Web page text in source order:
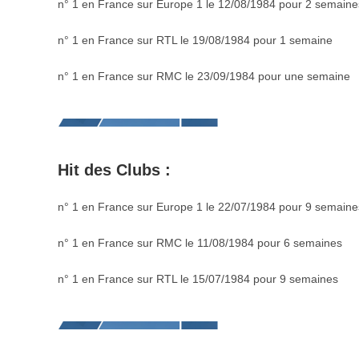
n° 1 en France sur Europe 1 le 12/08/1984 pour 2
n° 1 en France sur RTL le 19/08/1984 pour 1 semaine
n° 1 en France sur RMC le 23/09/1984 pour une semaine
Hit des Clubs :
n° 1 en France sur Europe 1 le 22/07/1984 pour 9
n° 1 en France sur RMC le 11/08/1984 pour 6 semaines
n° 1 en France sur RTL le 15/07/1984 pour 9 semaines